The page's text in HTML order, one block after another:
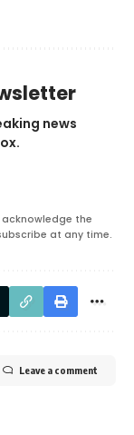
news
the
at any time.
Leave a comment